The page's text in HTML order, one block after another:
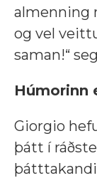
almenning
og vel
saman!“
Húmorinn
Giorgio
þátt í